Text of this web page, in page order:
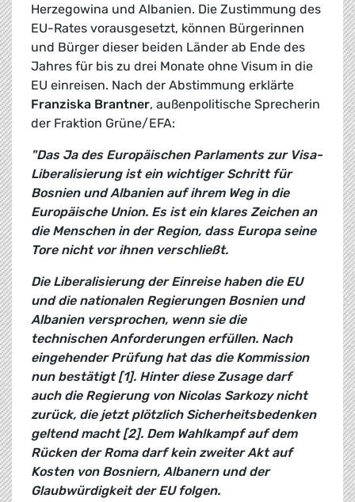
Herzegowina und Albanien. Die Zustimmung des
EU-Rates vorausgesetzt, können Bürgerinnen
und Bürger dieser beiden Länder ab Ende des
Jahres für bis zu drei Monate ohne Visum in die
EU einreisen. Nach der Abstimmung erklärte
Franziska Brantner, außenpolitische Sprecherin
der Fraktion Grüne/EFA:
"Das Ja des Europäischen Parlaments zur Visa-
Liberalisierung ist ein wichtiger Schritt für
Bosnien und Albanien auf ihrem Weg in die
Europäische Union. Es ist ein klares Zeichen an
die Menschen in der Region, dass Europa seine
Tore nicht vor ihnen verschließt.
Die Liberalisierung der Einreise haben die EU
und die nationalen Regierungen Bosnien und
Albanien versprochen, wenn sie die
technischen Anforderungen erfüllen. Nach
eingehender Prüfung hat das die Kommission
nun bestätigt [1]. Hinter diese Zusage darf
auch die Regierung von Nicolas Sarkozy nicht
zurück, die jetzt plötzlich Sicherheitsbedenken
geltend macht [2]. Dem Wahlkampf auf dem
Rücken der Roma darf kein zweiter Akt auf
Kosten von Bosniern, Albanern und der
Glaubwürdigkeit der EU folgen.